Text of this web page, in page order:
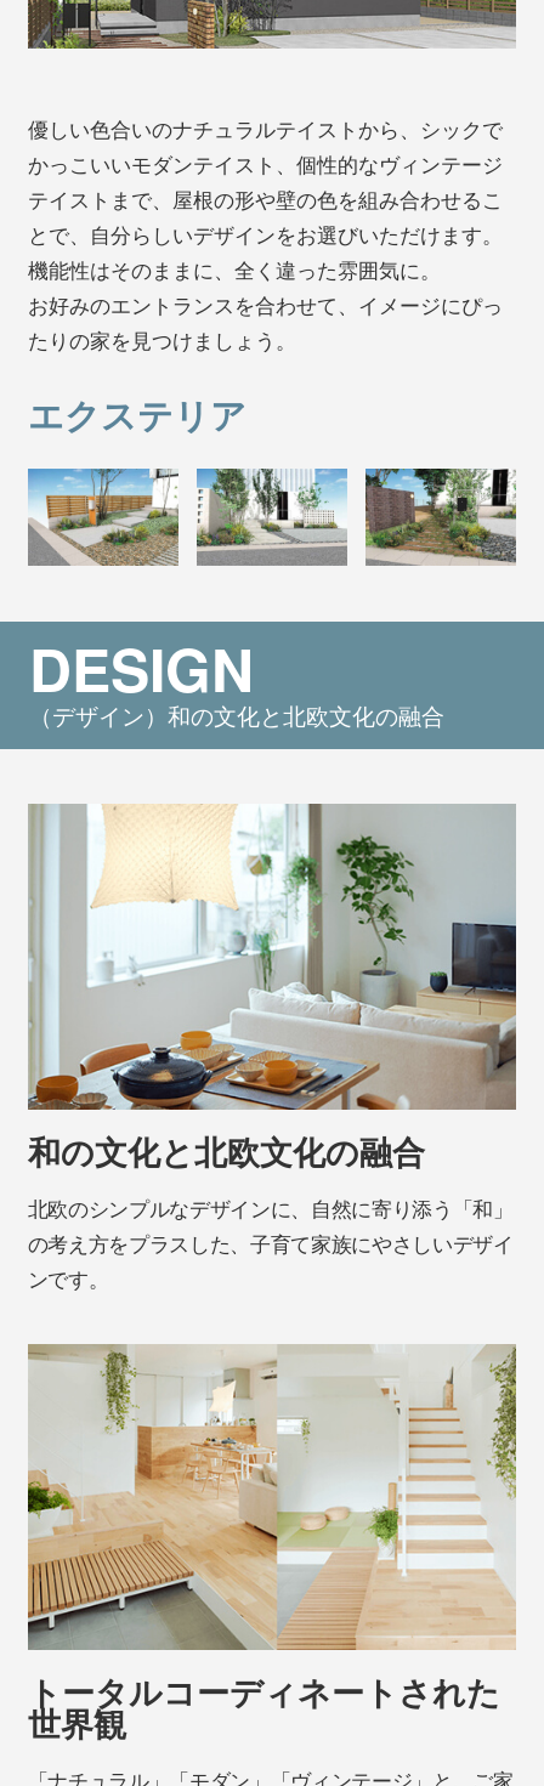
優しい色合いのナチュラルテイストから、シックで
かっこいいモダンテイスト、個性的なヴィンテージ
テイストまで、屋根の形や壁の色を組み合わせるこ
とで、自分らしいデザインをお選びいただけます。
機能性はそのままに、全く違った雰囲気に。
お好みのエントランスを合わせて、イメージにぴっ
たりの家を見つけましょう。
エクステリア
DESIGN
（デザイン）和の文化と北欧文化の融合
和の文化と北欧文化の融合
北欧のシンプルなデザインに、自然に寄り添う「和」
の考え方をプラスした、子育て家族にやさしいデザイ
ンです。
トータルコーディネートされた
世界観